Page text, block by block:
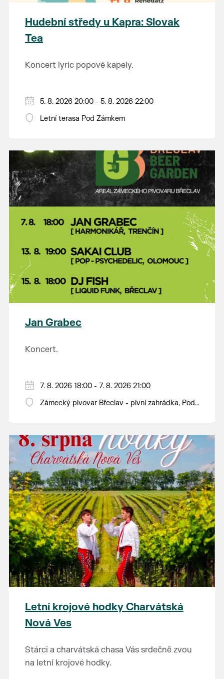
Hudební středy u Kapra: Slovak
Tea
Koncert lyric popové kapely.
5. 8. 2026 20:00 - 5. 8. 2026 22:00
Letní terasa Pod Zámkem
Jan Grabec
Koncert.
7. 8. 2026 18:00 - 7. 8. 2026 21:00
Zámecký pivovar Břeclav - pivní zahrádka, Pod
Letní krojové hodky Charvátská
Nová Ves
Stárci a charvátská chasa Vás srdečně zvou
na letní krojové hodky.